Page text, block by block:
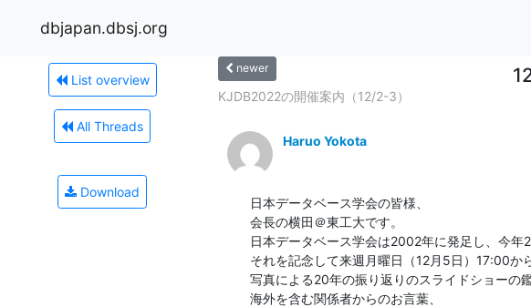
dbjapan.dbsj.org
List overview
All Threads
Download
newer
KJDB2022の開催案内（12/2-3）
Haruo Yokota
日本データベース学会の皆様、
会長の横田＠東工大です。
日本データベース学会は2002年に発足し、今年
それを記念して来週月曜日（12月5日）17:00か
写真による20年の振り返りのスライドショーの鑑
海外を含む関係者からのお言葉、